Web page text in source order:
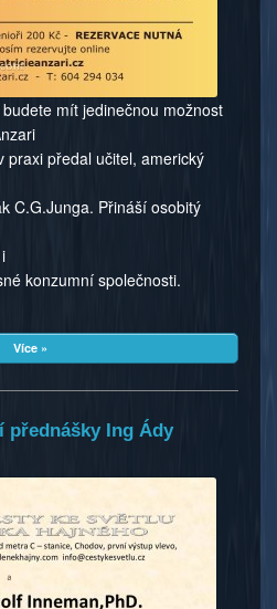
mít jedinečnou možnost
praxi předal učitel, americký
C.G.Junga. Přináší osobitý
konzumní společnosti.
Více »
přednášky Ing Ády